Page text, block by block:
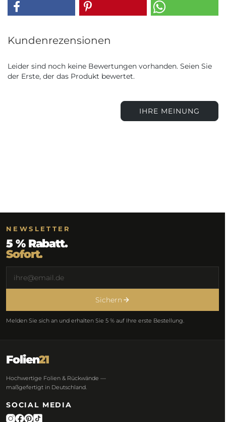
Kundenrezensionen
Leider sind noch keine Bewertungen vorhanden. Seien Sie
der Erste, der das Produkt bewertet.
IHRE MEINUNG
NEWSLETTER
5 % Rabatt.
Sofort.
Sichern
Melden Sie sich an und erhalten Sie 5 % auf Ihre erste Bestellung.
Folien21
Hochwertige Folien & Rückwände —
maßgefertigt in Deutschland.
SOCIAL MEDIA